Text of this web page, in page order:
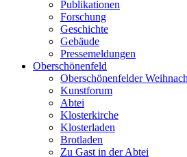
Publikationen
Forschung
Geschichte
Gebäude
Pressemeldungen
Oberschönenfeld
Oberschönenfelder
Kunstforum
Abtei
Klosterkirche
Klosterladen
Brotladen
Zu Gast in der Abtei